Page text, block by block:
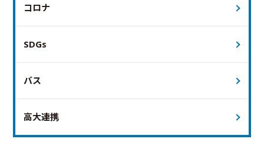
コロナ
SDGs
バス
高大連携